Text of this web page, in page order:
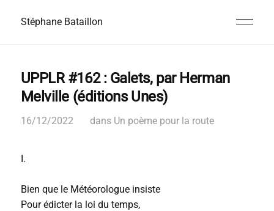
Stéphane Bataillon
UPPLR #162 : Galets, par Herman
Melville (éditions Unes)
16/12/2022 dans Un poème pour la route
I.
Bien que le Météorologue insiste
Pour édicter la loi du temps,